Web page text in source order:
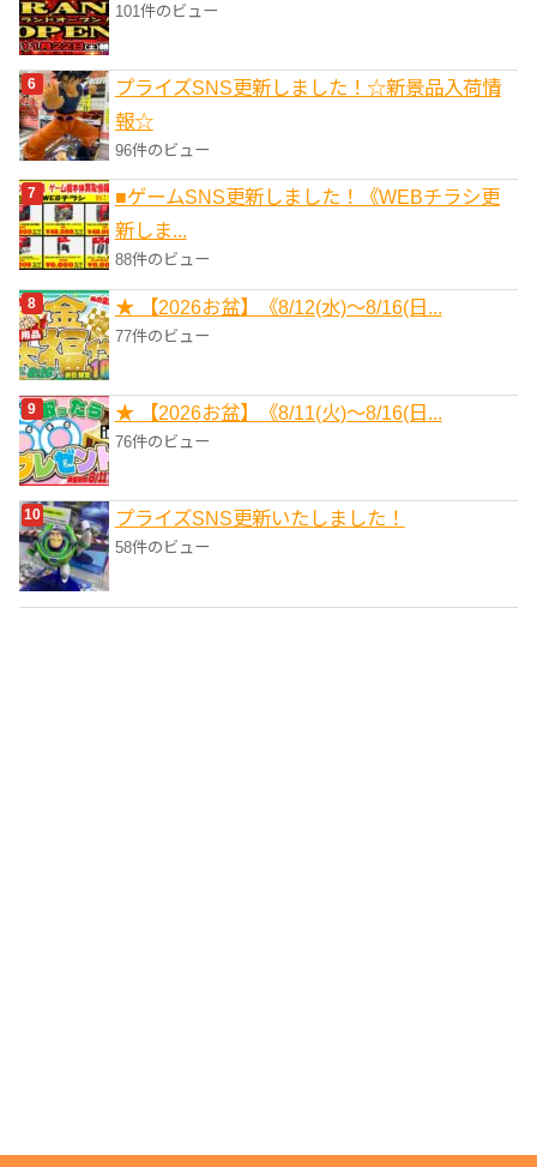
101件のビュー
プライズSNS更新しました！☆新景品入荷情
報☆
96件のビュー
■ゲームSNS更新しました！《WEBチラシ更
新しま...
88件のビュー
★ 【2026お盆】《8/12(水)～8/16(日...
77件のビュー
★ 【2026お盆】《8/11(火)～8/16(日...
76件のビュー
プライズSNS更新いたしました！
58件のビュー